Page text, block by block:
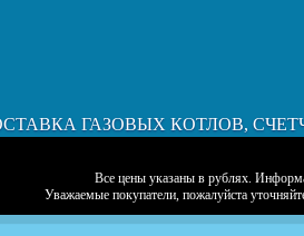
ГАЗОВЫХ КОТЛОВ,
Все цены указаны в рублях.
Уважаемые покупатели, пожалуйста